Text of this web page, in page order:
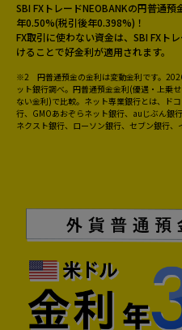
SBI FXトレードNEOBANKの円普通
年0.50%(税引後年0.398%)！
FX取引に使わない資金は、SBI FXト
けることで好金利が適用されます。
※2 円普通預金の金利は変動金利です。
ット銀行調べ。円普通預金金利(優遇・上乗
ない金利)で比較。ネット専業銀行とは、ド
行、GMOあおぞらネット銀行、auじぶん銀
ネクスト銀行、ローソン銀行、セブン銀行、